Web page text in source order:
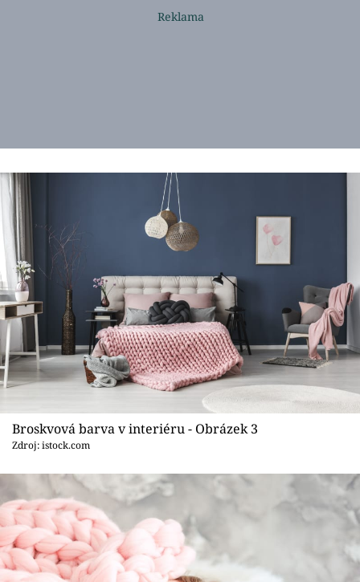
Broskvová barva v interiéru - Obrázek 3
Zdroj: istock.com